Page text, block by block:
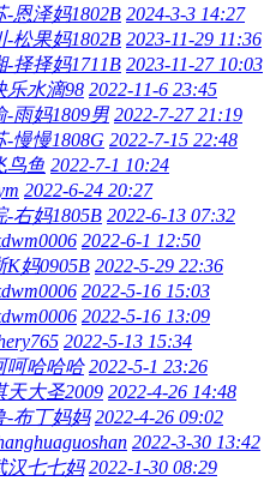
-恩泽妈1802B 2024-3-3 14:27
-松果妈1802B 2023-11-29 11:36
-择择妈1711B 2023-11-27 10:03
乐水滴98 2022-11-6 23:45
-雨妈1809男 2022-7-27 21:19
-慢慢1808G 2022-7-15 22:48
鸟鱼 2022-7-1 10:24
2022-6-24 20:27
-右妈1805B 2022-6-13 07:32
2022-6-1 12:50
K妈0905B 2022-5-29 22:36
2022-5-16 15:03
2022-5-16 13:09
2022-5-13 15:34
呵哈哈哈 2022-5-1 23:26
天大圣2009 2022-4-26 14:48
-布丁妈妈 2022-4-26 09:02
2022-3-30 13:42
汉七七妈 2022-1-30 08:29